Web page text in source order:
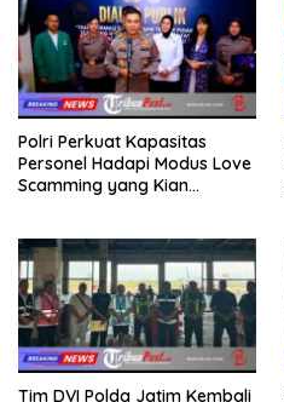
Polri Perkuat Kapasitas
Personel Hadapi Modus Love
Scamming yang Kian
Tim DVI Polda Jatim Kembali